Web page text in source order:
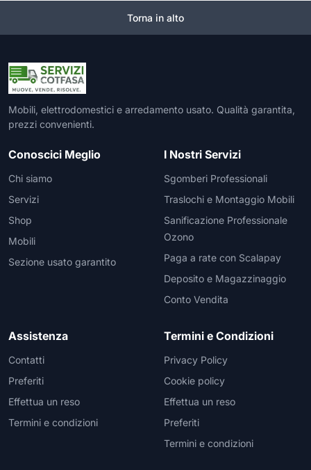
Torna in alto
Mobili, elettrodomestici e arredamento usato. Qualità garantita,
prezzi convenienti.
Conoscici Meglio
Chi siamo
Servizi
Shop
Mobili
Sezione usato garantito
I Nostri Servizi
Sgomberi Professionali
Traslochi e Montaggio Mobili
Sanificazione Professionale
Ozono
Paga a rate con Scalapay
Deposito e Magazzinaggio
Conto Vendita
Assistenza
Contatti
Preferiti
Effettua un reso
Termini e condizioni
Termini e Condizioni
Privacy Policy
Cookie policy
Effettua un reso
Preferiti
Termini e condizioni